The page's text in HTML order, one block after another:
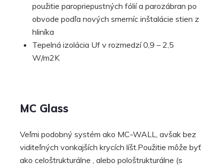
použitie paropriepustných fólií a parozábran po
obvode podľa nových smerníc inštalácie stien z
hliníka
Tepelná izolácia Uf v rozmedzí 0,9 – 2,5
W/m2K
MC Glass
Veľmi podobný systém ako MC-WALL, avšak bez
viditeľných vonkajších krycích líšt.Použitie môže byť
ako celoštrukturálne , alebo pološtrukturálne (s